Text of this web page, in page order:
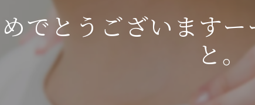
基礎講座
でとうございます
と。